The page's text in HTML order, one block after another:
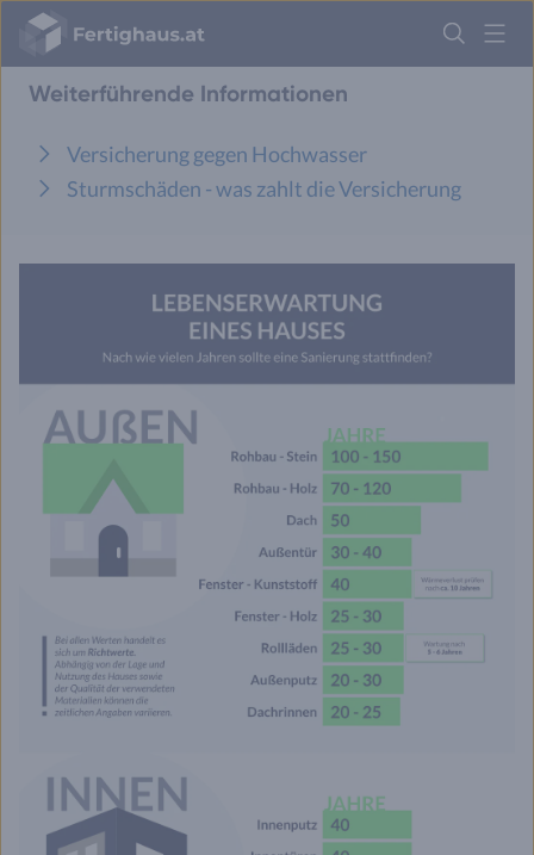
Fertighaus
Logo
Anmelden
Weiterführende Informationen
Versicherung gegen Hochwasser
Sturmschäden - was zahlt die Versicherung